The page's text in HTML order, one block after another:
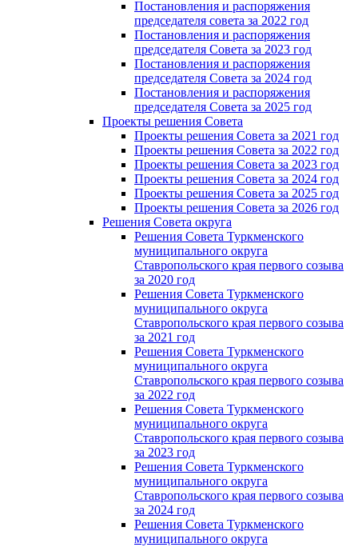
Постановления и распоряжения
председателя совета за 2022 год
Постановления и распоряжения
председателя Cовета за 2023 год
Постановления и распоряжения
председателя Cовета за 2024 год
Постановления и распоряжения
председателя Cовета за 2025 год
Проекты решения Cовета
Проекты решения Совета за 2021 год
Проекты решения Совета за 2022 год
Проекты решения Cовета за 2023 год
Проекты решения Совета за 2024 год
Проекты решения Совета за 2025 год
Проекты решения Совета за 2026 год
Решения Совета округа
Решения Совета Туркменского
муниципального округа
Ставропольского края первого созыва
за 2020 год
Решения Совета Туркменского
муниципального округа
Ставропольского края первого созыва
за 2021 год
Решения Совета Туркменского
муниципального округа
Ставропольского края первого созыва
за 2022 год
Решения Совета Туркменского
муниципального округа
Ставропольского края первого созыва
за 2023 год
Решения Совета Туркменского
муниципального округа
Ставропольского края первого созыва
за 2024 год
Решения Совета Туркменского
муниципального округа